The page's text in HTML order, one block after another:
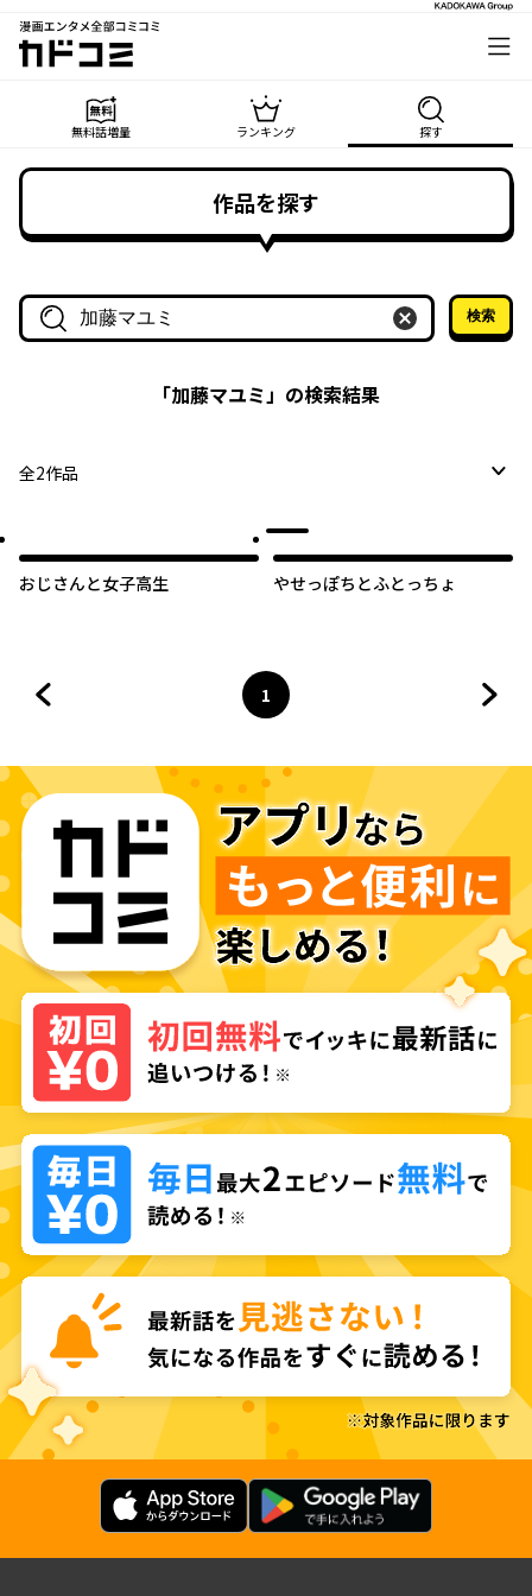
漫画エンタメ全部コミコミ
カドコミ
無料話増量 ランキング 探す
作品を探す
作品名・作家名で探す
検索
「加藤マユミ」の検索結果
全2作品
おじさんと女子高生 やせっぽちとふとっちょ
ページ
1
へ